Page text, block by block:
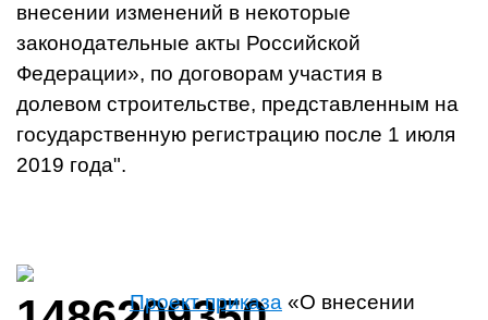
внесении изменений в некоторые
законодательные акты Российской
Федерации», по договорам участия в
долевом строительстве, представленным на
государственную регистрацию после 1 июля
2019 года".
Проект приказа «О внесении